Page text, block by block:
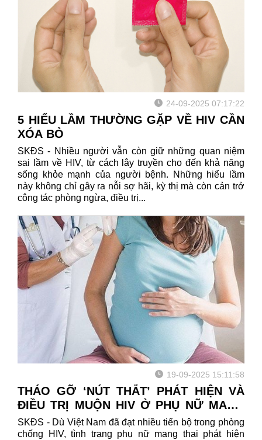
24-09-2025 07:17:22
5 HIỂU LẦM THƯỜNG GẶP VỀ HIV CẦN
XÓA BỎ
SKĐS - Nhiều người vẫn còn giữ những quan niệm
sai lầm về HIV, từ cách lây truyền cho đến khả năng
sống khỏe mạnh của người bệnh. Những hiểu lầm
này không chỉ gây ra nỗi sợ hãi, kỳ thị mà còn cản trở
công tác phòng ngừa, điều trị...
19-09-2025 15:11:58
THÁO GỠ ‘NÚT THẮT’ PHÁT HIỆN VÀ
ĐIỀU TRỊ MUỘN HIV Ở PHỤ NỮ MANG
THAI, HƯỚNG TỚI LOẠI TRỪ LÂY
TRUYỀN HIV TỪ MẸ SANG CON
SKĐS - Dù Việt Nam đã đạt nhiều tiến bộ trong phòng
chống HIV, tình trạng phụ nữ mang thai phát hiện